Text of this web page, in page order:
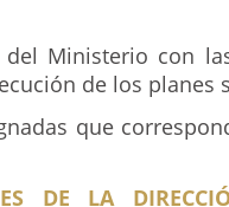
Ministerio con
de los planes
que
DE LA